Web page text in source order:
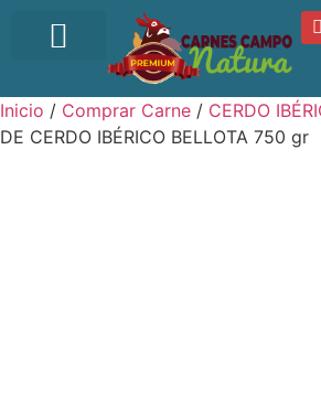
Inicio / Comprar Carne / CERDO
DE CERDO IBÉRICO BELLOTA 750 gr